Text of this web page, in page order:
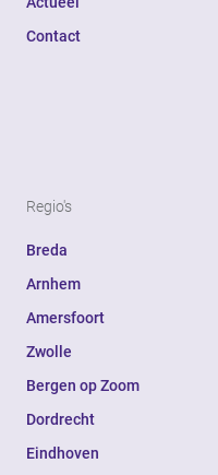
Contact
Regio's
Breda
Arnhem
Amersfoort
Zwolle
Bergen op Zoom
Dordrecht
Eindhoven